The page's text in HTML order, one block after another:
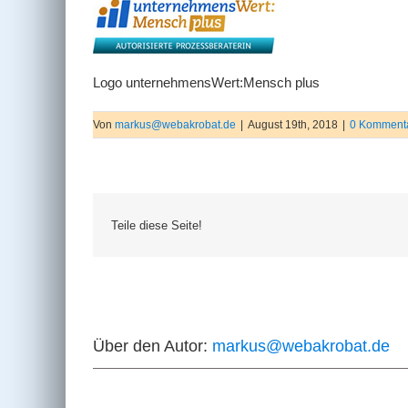
Logo unternehmensWert:Mensch plus
Von markus@webakrobat.de August 19th, 2018 0
Teile diese Seite!
Über den Autor: markus@webakrobat.de